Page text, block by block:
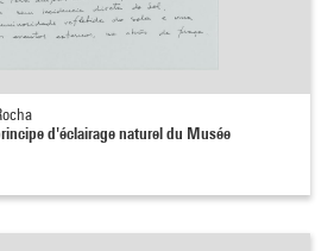
d'éclairage naturel du Musée